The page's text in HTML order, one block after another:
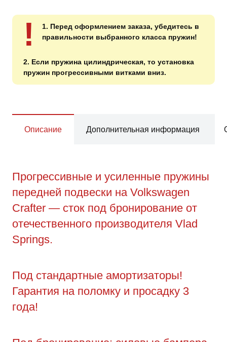
!
1. Перед оформлением заказа, убедитесь в
правильности выбранного класса пружин!
2. Если пружина цилиндрическая, то установка
пружин прогрессивными витками вниз.
Описание Дополнительная информация
Прогрессивные и усиленные пружины
передней подвески на Volkswagen
Crafter — сток под бронирование от
отечественного производителя Vlad
Springs.
Под стандартные амортизаторы!
Гарантия на поломку и просадку 3
года!